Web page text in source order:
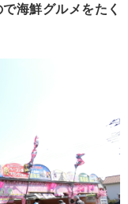
海鮮グルメをたく